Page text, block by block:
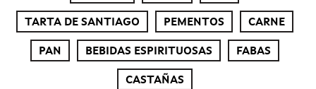
TARTA DE SANTIAGO PEMENTOS CARNE
PAN BEBIDAS ESPIRITUOSAS FABAS
CASTAÑAS